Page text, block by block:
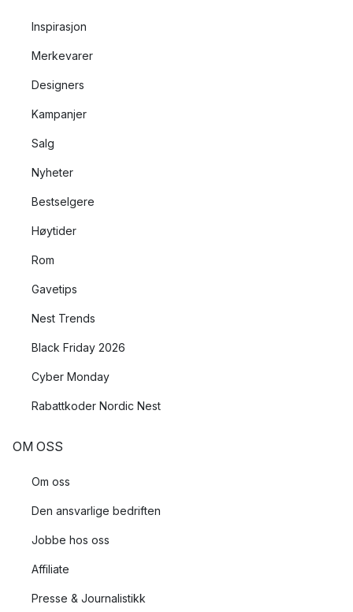
Inspirasjon
Merkevarer
Designers
Kampanjer
Salg
Nyheter
Bestselgere
Høytider
Rom
Gavetips
Nest Trends
Black Friday 2026
Cyber Monday
Rabattkoder Nordic Nest
OM OSS
Om oss
Den ansvarlige bedriften
Jobbe hos oss
Affiliate
Presse & Journalistikk